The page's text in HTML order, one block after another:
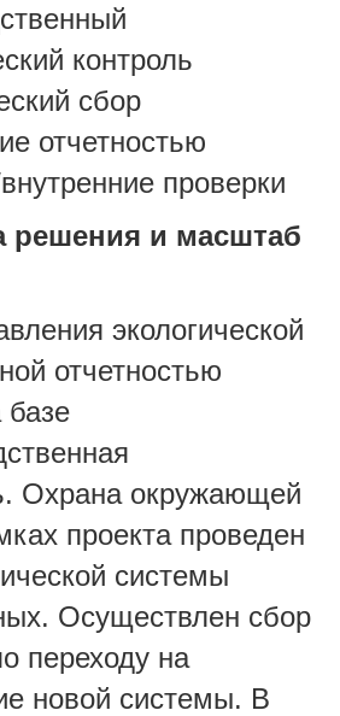
контроль
сбор
отчетностью
проверки
решения и масштаб
экологической
отчетностью
базе
Охрана окружающей
проекта проведен
системы
Осуществлен сбор
переходу на
новой системы. В